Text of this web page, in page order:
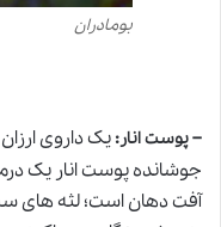
بومادران
–پوست انار:یک داروی
جوشانده پوست انار یک
آفت دهان است؛ لثه های